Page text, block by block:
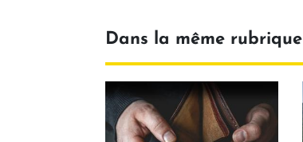
Dans la même rubrique